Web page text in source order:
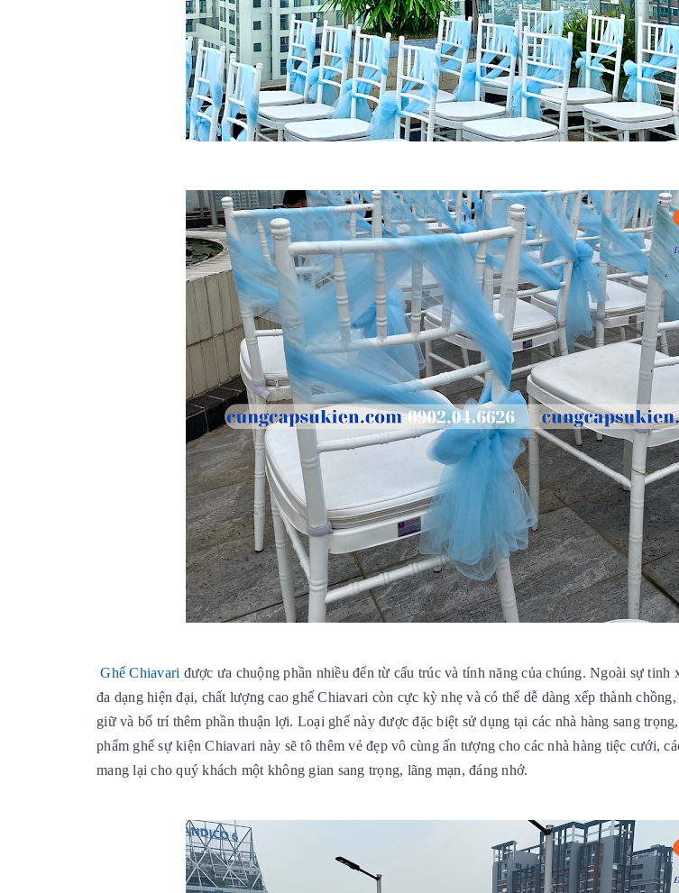
Ghế Chiavari được ưa chuộngphần nhiều đến từ cấu trúc và tính năng của chúng. Ngoài sự tinh
đa dạng hiện đại, chất lượng cao ghế Chiavari còn cực kỳ nhẹ và có thể dễ dàng xếp thành
giữ và bố trí thêm phần thuận lợi. Loại ghế này được đặc biệt sử dụng tại các nhà hàng sang
phẩm ghế sự kiện Chiavari này sẽ tô thêm vẻ đẹp vô cùng ấn tượng cho các nhà hàng tiệc cưới,
mang lại cho quý khách một không gian sang trọng, lãng mạn, đáng nhớ.